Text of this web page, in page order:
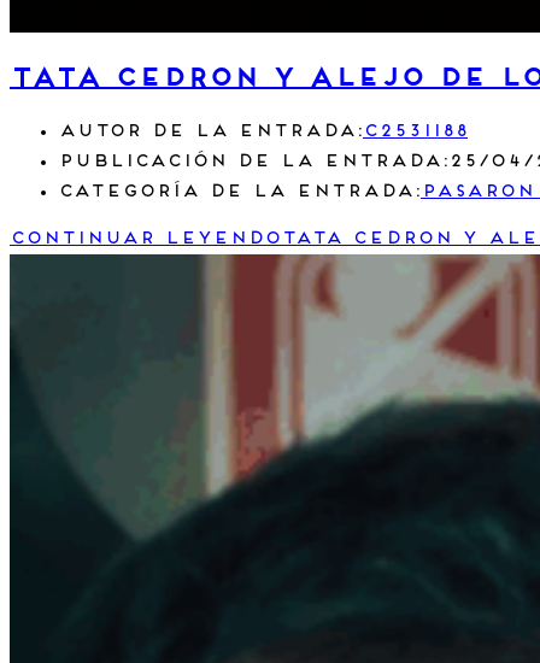
Tata Cedron y Alejo de
Autor de la entrada: c2531188
Publicación de la entrada: 25/04/
Categoría de la entrada:
Continuar leyendo Tata Cedron y